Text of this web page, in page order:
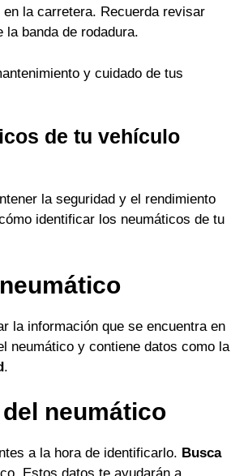
la carretera. Recuerda revisar
banda de rodadura.
y cuidado de tus
de tu vehículo
la seguridad y el rendimiento
identificar los neumáticos de tu
la información que se encuentra en
neumático y contiene datos como la
.
neumático
a la hora de identificarlo. Busca